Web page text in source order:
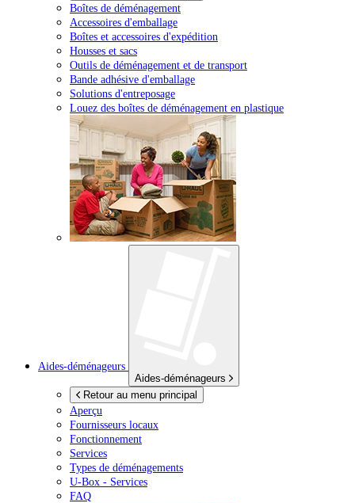
Boîtes de déménagement
Accessoires d'emballage
Boîtes et accessoires d'expédition
Housses et sacs
Outils de déménagement et de transport
Bande adhésive d'emballage
Solutions d'entreposage
Louez des boîtes de déménagement en plastique
Aides-déménageurs
Aides-déménageurs
Retour au menu principal
Aperçu
Fournisseurs locaux
Fonctionnement
Services
Types de déménagements
U-Box - Services
FAQ